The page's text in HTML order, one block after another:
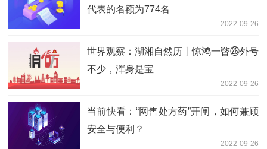
代表的名额为774名
2022-09-26
世界观察：湖湘自然历丨惊鸿一瞥㉖外号
不少，浑身是宝
2022-09-26
当前快看：“网售处方药”开闸，如何兼顾
安全与便利？
2022-09-26